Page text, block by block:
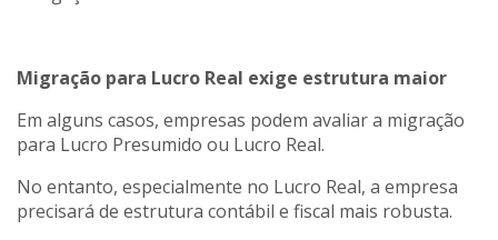
Migração para Lucro Real exige estrutura maior
Em alguns casos, empresas podem avaliar a migração
para Lucro Presumido ou Lucro Real.
No entanto, especialmente no Lucro Real, a empresa
precisará de estrutura contábil e fiscal mais robusta.